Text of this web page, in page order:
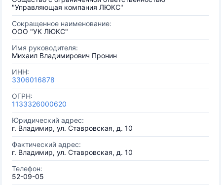
"Управляющая компания ЛЮКС"
Сокращенное наименование:
ООО "УК ЛЮКС"
Имя руководителя:
Михаил Владимирович Пронин
ИНН:
3306016878
ОГРН:
1133326000620
Юридический адрес:
г. Владимир, ул. Ставровская, д. 10
Фактический адрес:
г. Владимир, ул. Ставровская, д. 10
Телефон:
52-09-05